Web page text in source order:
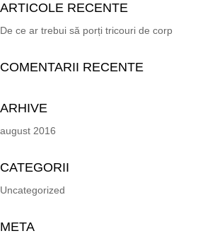
ARTICOLE RECENTE
De ce ar trebui să porți tricouri de corp
COMENTARII RECENTE
ARHIVE
august 2016
CATEGORII
Uncategorized
META